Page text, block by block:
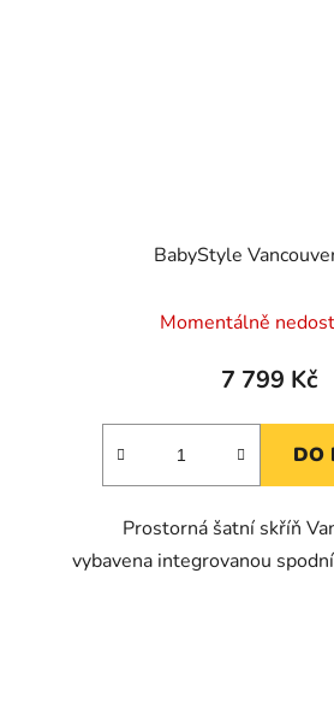
BabyStyle
Momentálně
7 799 Kč
DO
Prostorná šatní skříň
vybavena integrovanou